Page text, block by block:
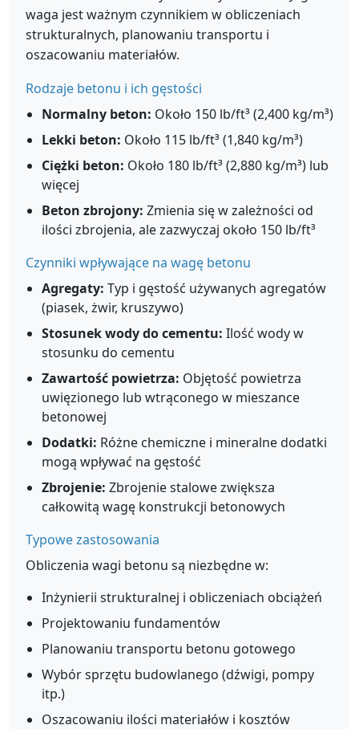
waga jest ważnym czynnikiem w obliczeniach
strukturalnych, planowaniu transportu i
oszacowaniu materiałów.
Rodzaje betonu i ich gęstości
Normalny beton: Około 150 lb/ft³ (2,400 kg/m³)
Lekki beton: Około 115 lb/ft³ (1,840 kg/m³)
Ciężki beton: Około 180 lb/ft³ (2,880 kg/m³) lub
więcej
Beton zbrojony: Zmienia się w zależności od
ilości zbrojenia, ale zazwyczaj około 150 lb/ft³
Czynniki wpływające na wagę betonu
Agregaty: Typ i gęstość używanych agregatów
(piasek, żwir, kruszywo)
Stosunek wody do cementu: Ilość wody w
stosunku do cementu
Zawartość powietrza: Objętość powietrza
uwięzionego lub wtrąconego w mieszance
betonowej
Dodatki: Różne chemiczne i mineralne dodatki
mogą wpływać na gęstość
Zbrojenie: Zbrojenie stalowe zwiększa
całkowitą wagę konstrukcji betonowych
Typowe zastosowania
Obliczenia wagi betonu są niezbędne w:
Inżynierii strukturalnej i obliczeniach obciążeń
Projektowaniu fundamentów
Planowaniu transportu betonu gotowego
Wybór sprzętu budowlanego (dźwigi, pompy
itp.)
Oszacowaniu ilości materiałów i kosztów